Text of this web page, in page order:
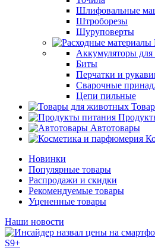
Шлифовальные
Штроборезы
Шуруповерты
Аккумуляторы для
Биты
Перчатки и
Сварочные
Цепи пильные
Автотовары
Новинки
Популярные товары
Распродажи и скидки
Рекомендуемые товары
Уцененные товары
Наши новости